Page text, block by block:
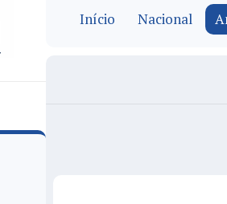
Início Nacional